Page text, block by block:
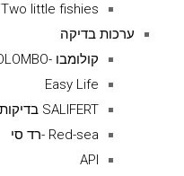
Two little fishies טו ליטל פיש
ערכות בדיקה
קולומבו -COLOMBO
Easy Life
SALIFERT בדיקות מים מלוחים
Red-sea -רד סי
API